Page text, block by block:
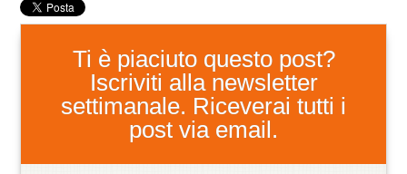
Ti è piaciuto questo post?
Iscriviti alla newsletter
settimanale. Riceverai tutti i
post via email.